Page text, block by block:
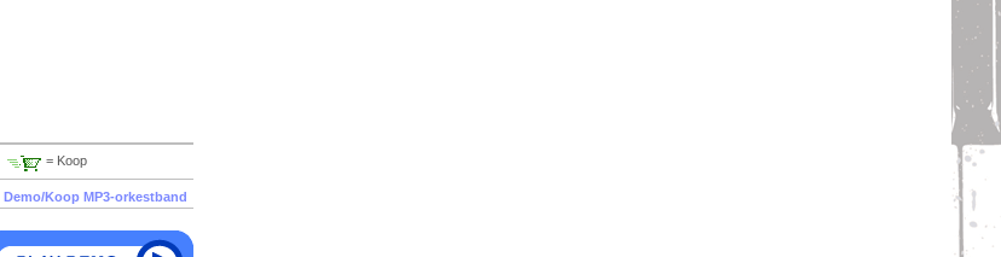
= Koop
Demo/Koop MP3-orkestband